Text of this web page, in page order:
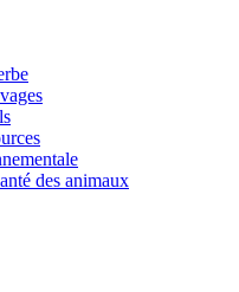
des animaux